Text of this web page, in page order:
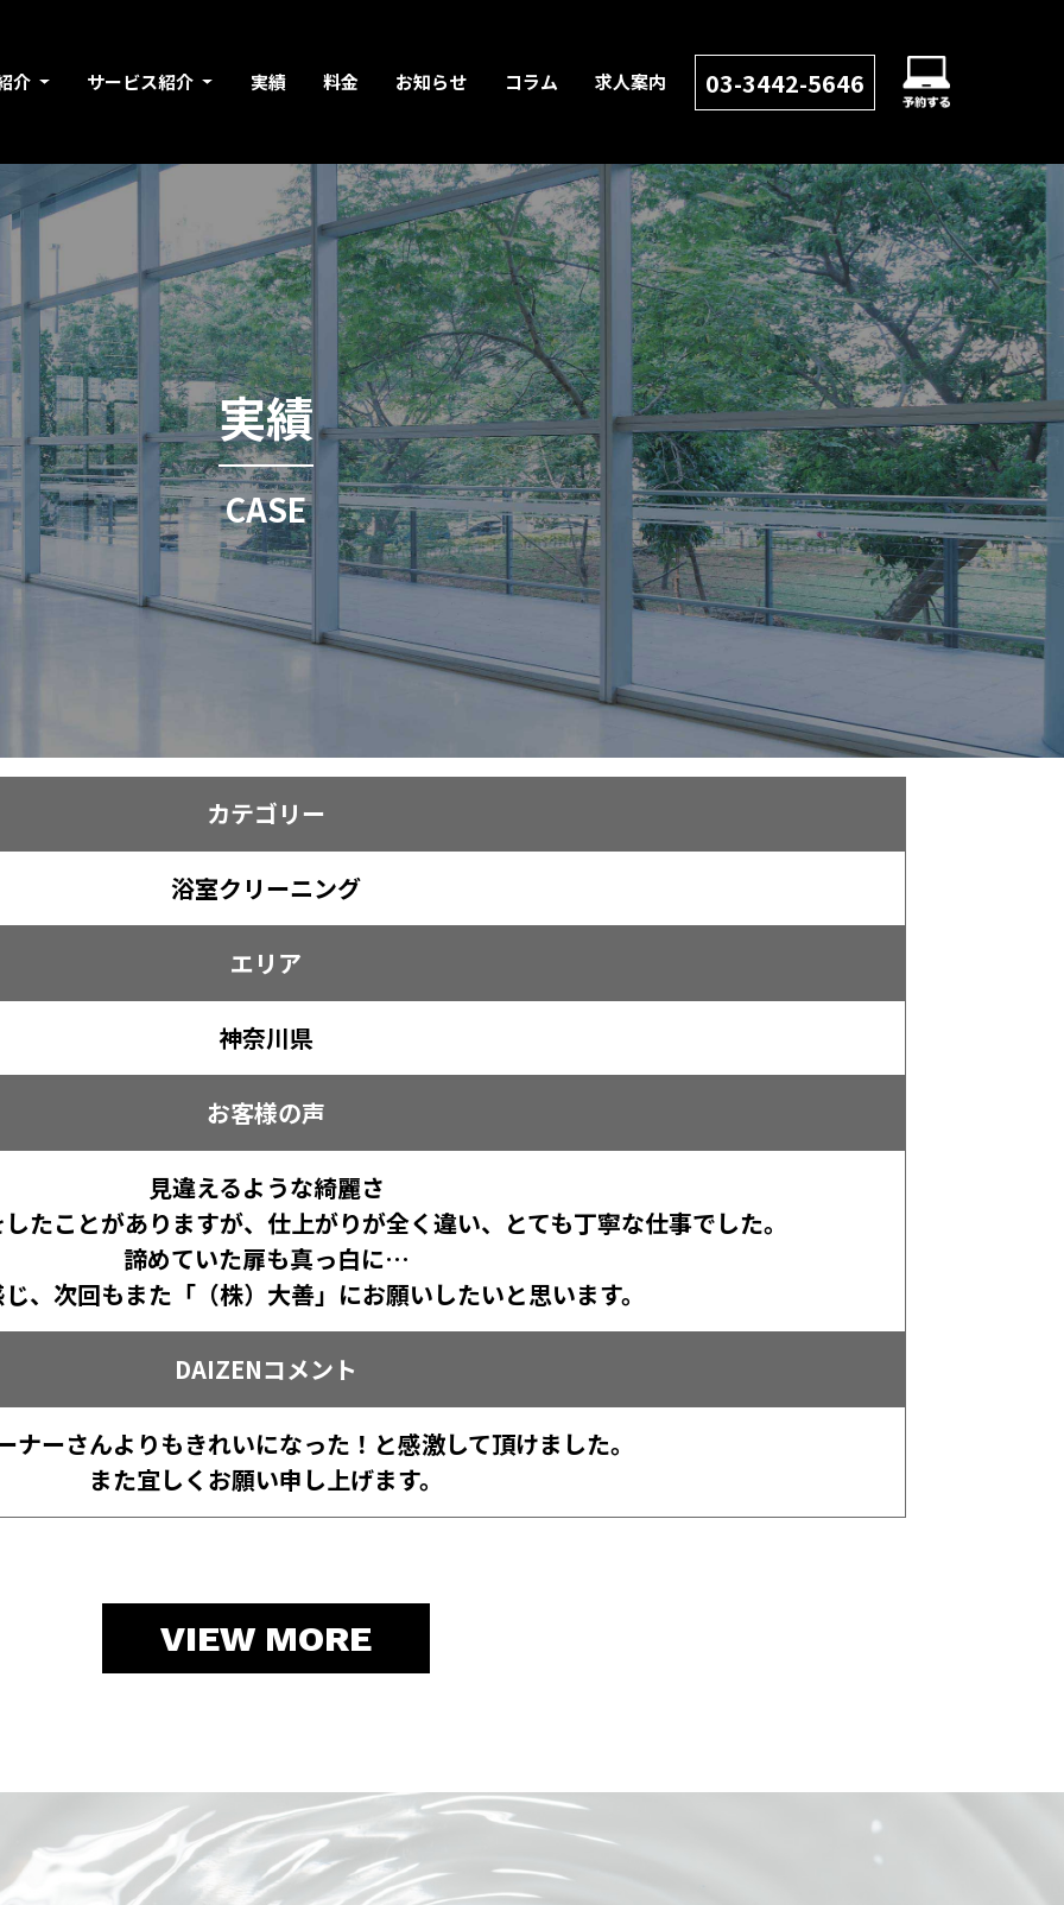
介 サービス紹介 実績 料金 お知らせ コラム 求人案内 03-3442-5646
実績
CASE
カテゴリー
浴室クリーニング
エリア
神奈川県
お客様の声
見違えるような綺麗さ
たことがありますが、仕上がりが全く違い、とても丁寧な仕事でした。
諦めていた扉も真っ白に…
、次回もまた「（株）大善」にお願いしたいと思います。
DAIZENコメント
ナーさんよりもきれいになった！と感激して頂けました。
また宜しくお願い申し上げます。
VIEW MORE